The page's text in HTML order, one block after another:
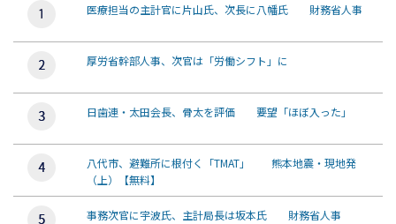
医療担当の主計官に片山氏、次長に八幡氏 財務省人事
厚労省幹部人事、次官は「労働シフト」に
日歯連・太田会長、骨太を評価 要望「ほぼ入った」
八代市、避難所に根付く「TMAT」 熊本地震・現地発
（上）【無料】
事務次官に宇波氏、主計局長は坂本氏 財務省人事